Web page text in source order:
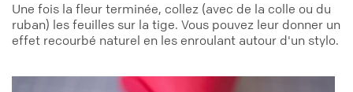
Une fois la fleur terminée, collez (avec de la colle ou du
ruban) les feuilles sur la tige. Vous pouvez leur donner un
effet recourbé naturel en les enroulant autour d'un stylo.